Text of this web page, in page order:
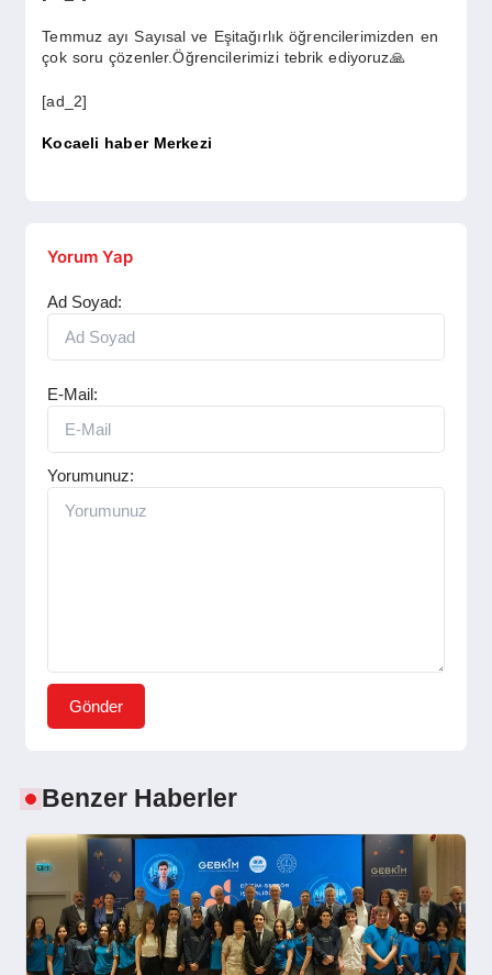
DÜNYA
SPOR
YAŞAM
Temmuz ayı Sayısal ve Eşitağırlık öğrencilerimizden en
çok soru çözenler.Öğrencilerimizi tebrik ediyoruz🙏
[ad_2]
Kocaeli haber Merkezi
Yorum Yap
Ad Soyad:
E-Mail:
Yorumunuz:
Gönder
Benzer Haberler